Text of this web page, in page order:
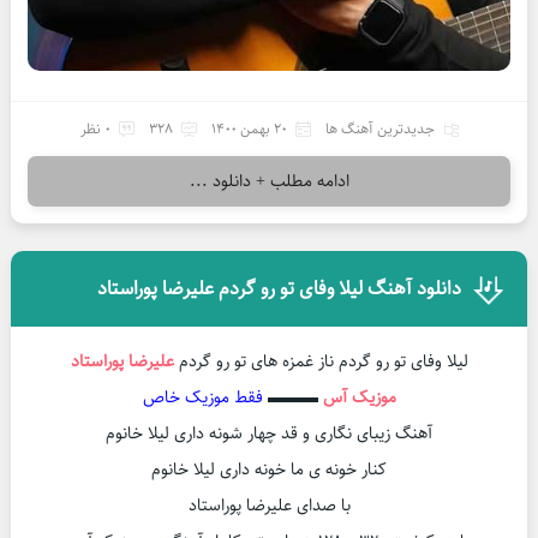
جدیدترین آهنگ ها 20 بهمن 1400 328 0 نظر
ادامه مطلب + دانلود ...
دانلود آهنگ لیلا وفای تو رو گردم علیرضا پوراستاد
لیلا وفای تو رو گردم ناز غمزه های تو رو گردمعلیرضا پوراستاد
موزیک آس▬▬▬ فقط موزیک خاص
آهنگ زیبای نگاری و قد چهار شونه داری لیلا خانوم
کنار خونه ی ما خونه داری لیلا خانوم
با صدای علیرضا پوراستاد